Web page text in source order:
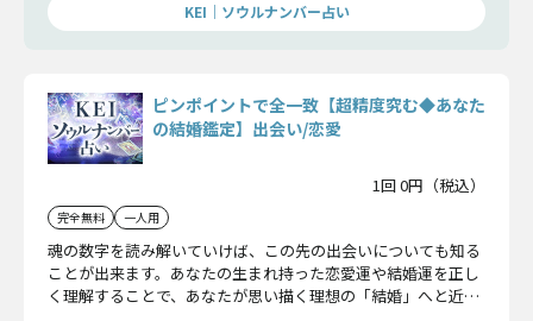
KEI｜ソウルナンバー占い
ピンポイントで全一致【超精度究む◆あなた
の結婚鑑定】出会い/恋愛
1回 0円（税込）
完全無料 一人用
魂の数字を読み解いていけば、この先の出会いについても知る
ことが出来ます。あなたの生まれ持った恋愛運や結婚運を正し
く理解することで、あなたが思い描く理想の「結婚」へと近づ